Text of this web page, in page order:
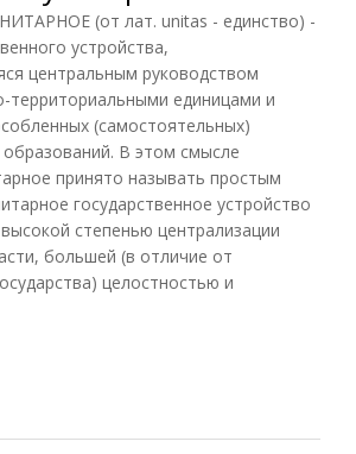
(от лат. unitas - единство) -
устройства,
центральным руководством
территориальными единицами и
(самостоятельных)
образований. В этом смысле
принято называть простым
государственное устройство
степенью централизации
большей (в отличие от
целостностью и